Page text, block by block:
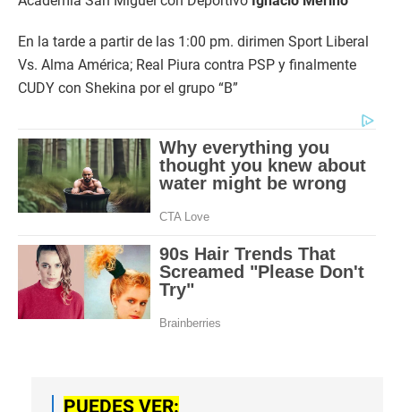
En la tarde a partir de las 1:00 pm. dirimen Sport Liberal
Vs. Alma América; Real Piura contra PSP y finalmente
CUDY con Shekina por el grupo “B”
PUEDES VER: